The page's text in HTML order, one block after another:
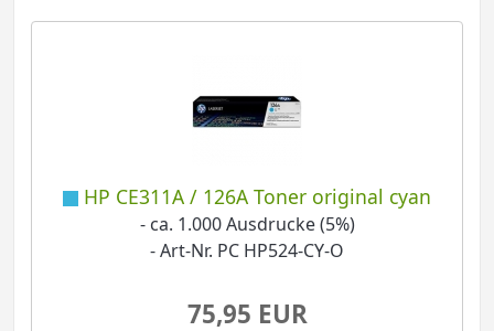
HP CE311A / 126A Toner original cyan
- ca. 1.000 Ausdrucke (5%)
- Art-Nr. PC HP524-CY-O
75,95 EUR